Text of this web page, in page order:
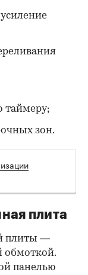
таймеру;
зон.
плита
плиты —
обмоткой.
панелью